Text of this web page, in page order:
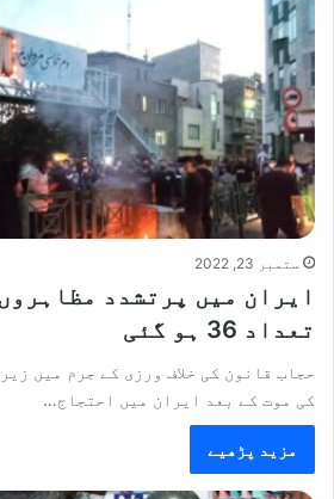
ستمبر 23, 2022
ایران میں پرتشدد
تعداد 36 ہو گئی
کی موت کے بعد ایران میں احتجاج…
مزید پڑھیے